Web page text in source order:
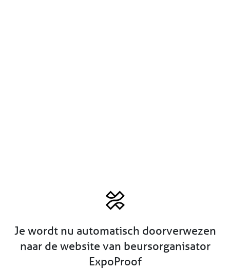
Je wordt nu automatisch doorverwezen
naar de website van beursorganisator
ExpoProof